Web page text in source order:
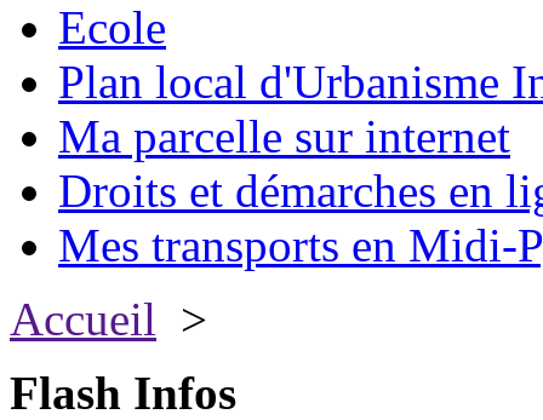
Ecole
Plan local d'Urbanisme
Ma parcelle sur internet
Droits et démarches en
Mes transports en Midi-
Accueil >
Flash Infos